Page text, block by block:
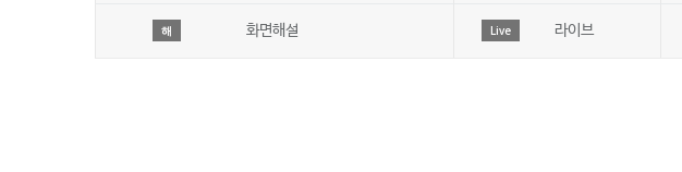
해 화면해설 Live 라이브